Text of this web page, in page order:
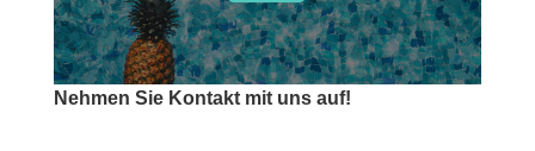
Nehmen Sie Kontakt mit uns auf!